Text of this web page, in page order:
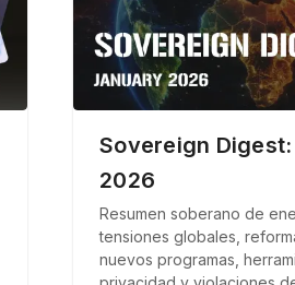
Sovereign
2026
Resumen soberano de
tensiones globales,
nuevos programas,